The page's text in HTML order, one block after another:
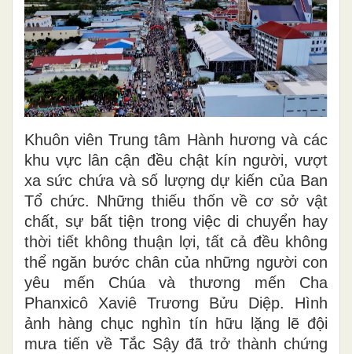
Khuôn viên Trung tâm Hành hương và các
khu vực lân cận đều chật kín người, vượt
xa sức chứa và số lượng dự kiến của Ban
Tổ chức. Những thiếu thốn về cơ sở vật
chất, sự bất tiện trong việc di chuyển hay
thời tiết không thuận lợi, tất cả đều không
thể ngăn bước chân của những người con
yêu mến Chúa và thương mến Cha
Phanxicô Xaviê Trương Bửu Diệp. Hình
ảnh hàng chục nghìn tín hữu lặng lẽ đội
mưa tiến về Tắc Sậy đã trở thành chứng